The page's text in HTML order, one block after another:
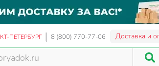
ПЕТЕРБУРГ 8 (800) 770-77-06 Доставка и